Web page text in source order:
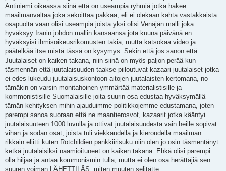
Antiniemi oikeassa siinä että on useampia ryhmiä jotka hakee
maailmanvaltaa joka sekoittaa pakkaa, eli ei olekaan kahta vastakkaista
osapuolta vaan olisi useampia joista yksi olisi Venäjän malli joka
hyväksyy Iranin johdon mallin kansaansa jota kuuna päivänä en
hyväksyisi ihmisoikeusrikomusten takia, mutta katsokaa video ja
päätelkää itse mistä tässä on kysymys. Sekin että jos sanon että
Juutalaiset on kaiken takana, niin siinä on myös paljon perää kun
täsmennän että juutalaisuuden taakse piiloutuvat kazaari juutalaiset jotka
ei edes lukeudu juutalaisuskontoon aitojen juutalaisten kertomana, no
tämäkin on varsin monitahoinen ymmärtää materialistisille ja
kommonistisille Suomalaisille joita suurin osa edustaa hyväksymällä
tämän kehityksen mihin ajauduimme politikkojemme edustamana, joten
parempi sanoa suoraan että ne maantierosvot, kazaarit jotka kääntyi
juutalaisuuteen 1000 luvulla ja ottivat juutalaisuudesta vain heille sopivat
vihan ja sodan osat, joista tuli viekkaudella ja kieroudella maailman
rikkain eliitti kuten Rotchildien pankkiirisuku niin olen jo osin täsmentänyt
ketkä juutalaisiksi naamioituneet on kaiken takana. Ehkä olisi parempi
olla hiljaa ja antaa kommonismin tulla, mutta ei olen osa herättäjiä sen
suuren voiman LÄHETTILÄS, miten muuten selitätte